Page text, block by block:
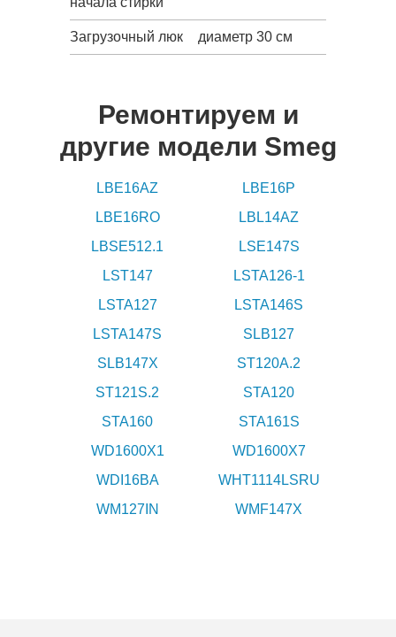
Загрузочный люк диаметр 30 см
Ремонтируем и
другие модели Smeg
LBE16AZ
LBE16P
LBE16RO
LBL14AZ
LBSE512.1
LSE147S
LST147
LSTA126-1
LSTA127
LSTA146S
LSTA147S
SLB127
SLB147X
ST120A.2
ST121S.2
STA120
STA160
STA161S
WD1600X1
WD1600X7
WDI16BA
WHT1114LSRU
WM127IN
WMF147X